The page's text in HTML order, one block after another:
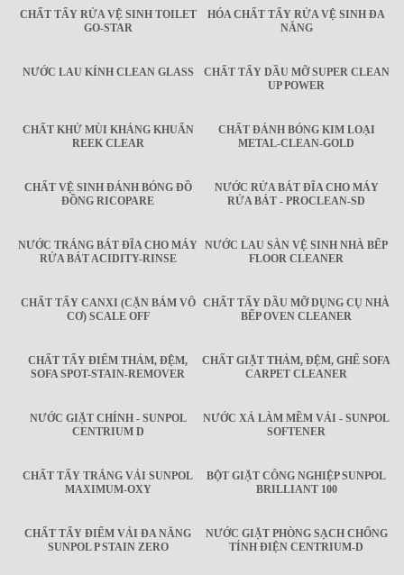
CHẤT TẨY RỬA VỆ SINH TOILET
GO-STAR
HÓA CHẤT TẨY RỬA VỆ SINH ĐA
NĂNG
NƯỚC LAU KÍNH CLEAN GLASS
CHẤT TẨY DẦU MỠ SUPER CLEAN
UP POWER
CHẤT KHỬ MÙI KHÁNG KHUẨN
REEK CLEAR
CHẤT ĐÁNH BÓNG KIM LOẠI
METAL-CLEAN-GOLD
CHẤT VỆ SINH ĐÁNH BÓNG ĐỒ
ĐỒNG RICOPARE
NƯỚC RỬA BÁT ĐĨA CHO MÁY
RỬA BÁT - PROCLEAN-SD
NƯỚC TRÁNG BÁT ĐĨA CHO MÁY
RỬA BÁT ACIDITY-RINSE
NƯỚC LAU SÀN VỆ SINH NHÀ BẾP
FLOOR CLEANER
CHẤT TẨY CANXI (CẶN BÁM VÔ
CƠ) SCALE OFF
CHẤT TẨY DẦU MỠ DỤNG CỤ NHÀ
BẾP OVEN CLEANER
CHẤT TẨY ĐIỂM THẢM, ĐỆM,
SOFA SPOT-STAIN-REMOVER
CHẤT GIẶT THẢM, ĐỆM, GHẾ SOFA
CARPET CLEANER
NƯỚC GIẶT CHÍNH - SUNPOL
CENTRIUM D
NƯỚC XẢ LÀM MỀM VẢI - SUNPOL
SOFTENER
CHẤT TẨY TRẮNG VẢI SUNPOL
MAXIMUM-OXY
BỘT GIẶT CÔNG NGHIỆP SUNPOL
BRILLIANT 100
CHẤT TẨY ĐIỂM VẢI ĐA NĂNG
SUNPOL P STAIN ZERO
NƯỚC GIẶT PHÒNG SẠCH CHỐNG
TÍNH ĐIỆN CENTRIUM-D